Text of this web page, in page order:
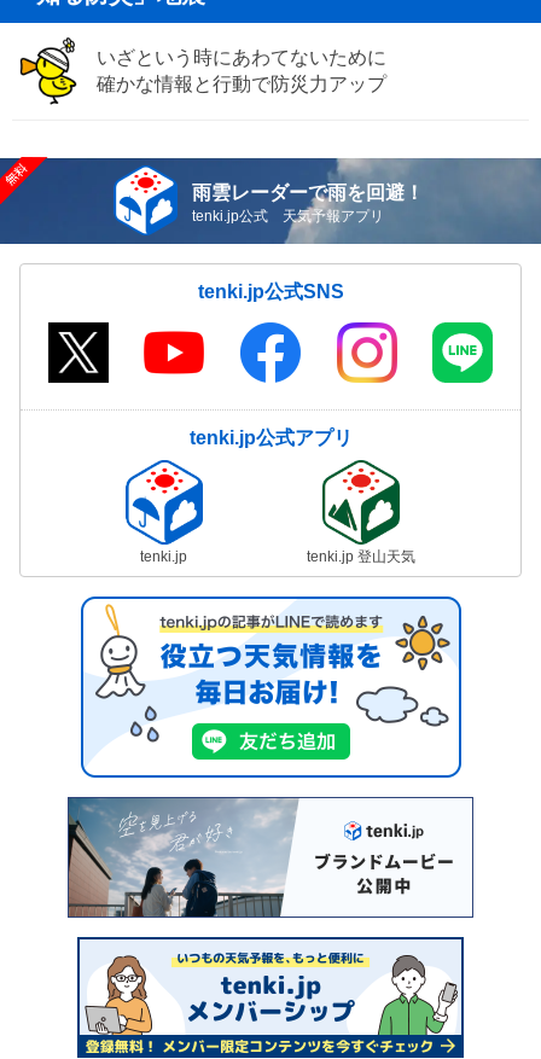
いざという時にあわてないために
確かな情報と行動で防災力アップ
雨雲レーダーで雨を回避！
tenki.jp公式 天気予報アプリ
tenki.jp公式SNS
tenki.jp公式アプリ
tenki.jp tenki.jp 登山天気